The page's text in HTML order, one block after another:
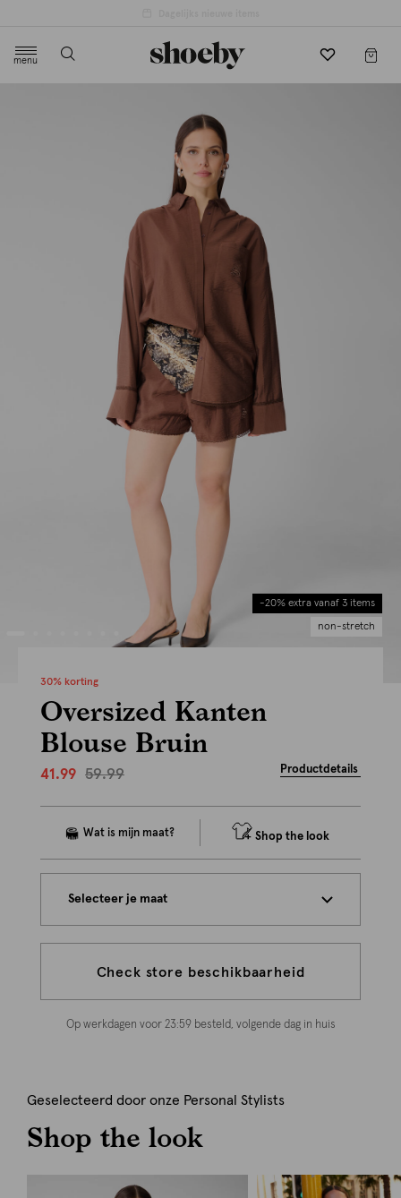
menu
-20% extra vanaf 3 items
non-stretch
30% korting
Oversized Kanten
Blouse Bruin
41.99 59.99 Productdetails
Shop the look
Selecteer je maat
Check store beschikbaarheid
Op werkdagen voor 23:59 besteld, volgende dag in huis
Geselecteerd door onze Personal Stylists
Shop the look